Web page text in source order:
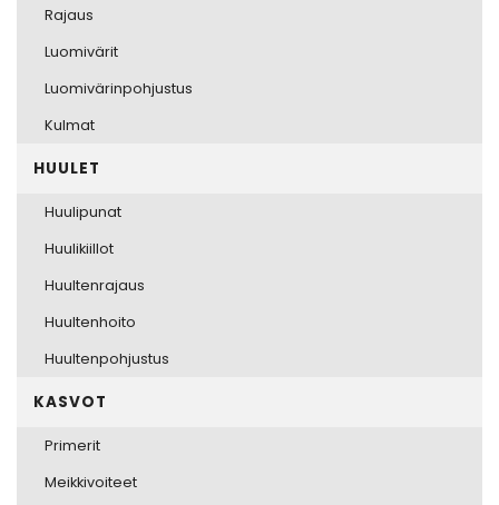
Rajaus
Luomivärit
Luomivärinpohjustus
Kulmat
HUULET
Huulipunat
Huulikiillot
Huultenrajaus
Huultenhoito
Huultenpohjustus
KASVOT
Primerit
Meikkivoiteet